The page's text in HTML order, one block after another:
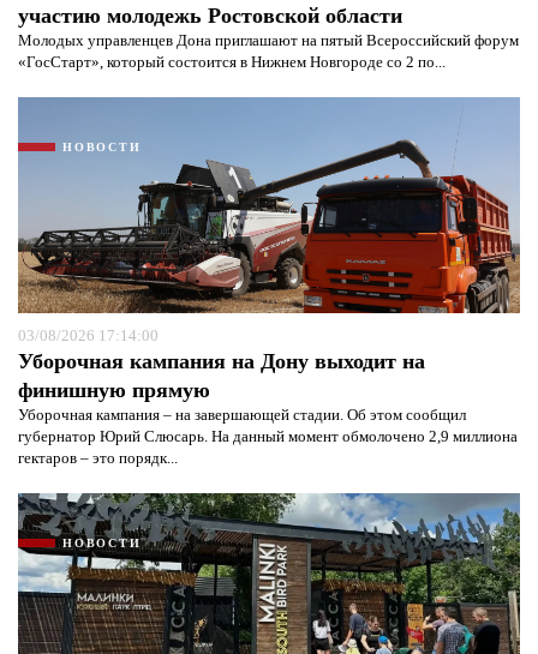
участию молодежь Ростовской области
Молодых управленцев Дона приглашают на пятый Всероссийский форум
«ГосСтарт», который состоится в Нижнем Новгороде со 2 по...
НОВОСТИ
03/08/2026 17:14:00
Уборочная кампания на Дону выходит на
финишную прямую
Уборочная кампания – на завершающей стадии. Об этом сообщил
губернатор Юрий Слюсарь. На данный момент обмолочено 2,9 миллиона
гектаров – это порядк...
НОВОСТИ